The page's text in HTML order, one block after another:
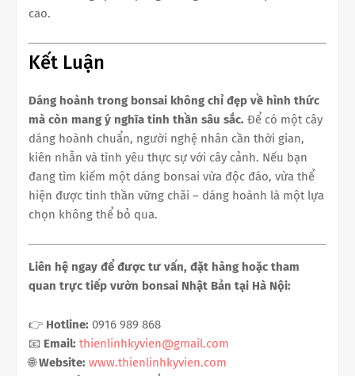
cao.
Kết Luận
Dáng hoành trong bonsai không chỉ đẹp về hình thức
mà còn mang ý nghĩa tinh thần sâu sắc. Để có một cây
dáng hoành chuẩn, người nghệ nhân cần thời gian,
kiên nhẫn và tình yêu thực sự với cây cảnh. Nếu bạn
đang tìm kiếm một dáng bonsai vừa độc đáo, vừa thể
hiện được tinh thần vững chãi – dáng hoành là một lựa
chọn không thể bỏ qua.
Liên hệ ngay để được tư vấn, đặt hàng hoặc tham
quan trực tiếp vườn bonsai Nhật Bản tại Hà Nội:
👉 Hotline: 0916 989 868
📧 Email: thienlinhkyvien@gmail.com
🌐Website: www.thienlinhkyvien.com